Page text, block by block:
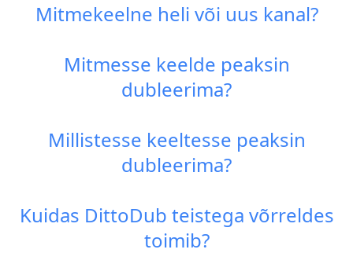
Mitmekeelne heli või uus kanal?
Mitmesse keelde peaksin
dubleerima?
Millistesse keeltesse peaksin
dubleerima?
Kuidas DittoDub teistega võrreldes
toimib?